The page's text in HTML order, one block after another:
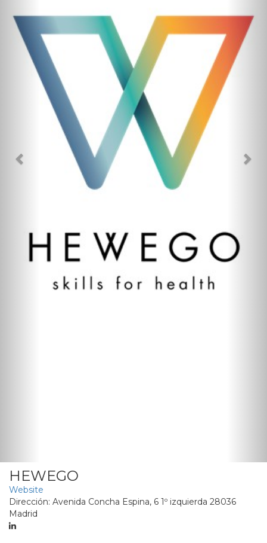
HEWEGO
Website
Dirección: Avenida Concha Espina, 6 1º izquierda 28036
Madrid